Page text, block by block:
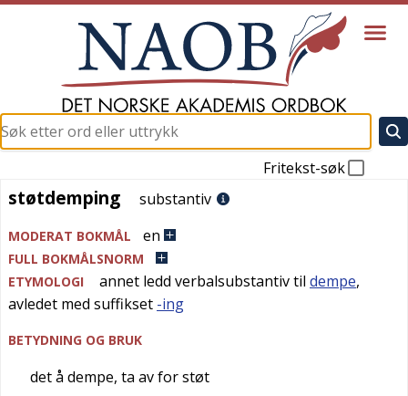
Fritekst-søk
støtdemping
støtdemping substantiv
MODERAT BOKMÅL en
FULL BOKMÅLSNORM
ETYMOLOGI
annet ledd verbalsubstantiv til dempe,
avledet med suffikset -ing
BETYDNING OG BRUK
det å dempe, ta av for støt